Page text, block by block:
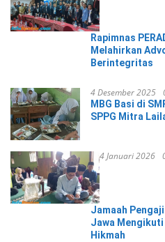
Rapimnas
Melahirkan
Berintegritas
4 Desember 2025
MBG Basi di
SPPG Mitra
4 Januari 2026
Jamaah
Jawa
Hikmah